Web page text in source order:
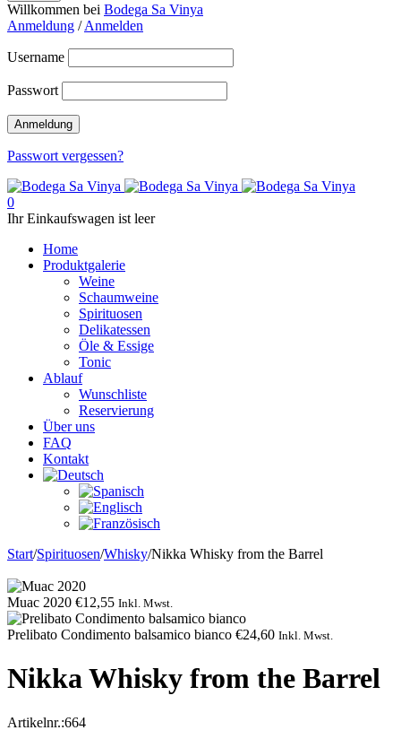
Willkommen bei Bodega Sa Vinya
Anmeldung /Anmelden
Username
Passwort
Passwort vergessen?
0
Ihr Einkaufswagen ist leer
Home
Produktgalerie
Weine
Schaumweine
Spirituosen
Delikatessen
Öle & Essige
Tonic
Ablauf
Wunschliste
Reservierung
Über uns
FAQ
Kontakt
Start/Spirituosen/Whisky/Nikka Whisky from the Barrel
Muac 2020 €12,55 Inkl. Mwst.
Prelibato Condimento balsamico bianco €24,60 Inkl. Mwst.
Nikka Whisky from the Barrel
Artikelnr.:664